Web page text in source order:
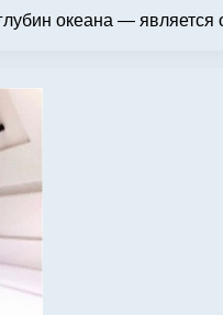
океана —